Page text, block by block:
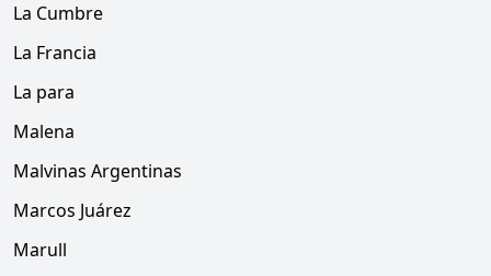
La Cumbre
La Francia
La para
Malena
Malvinas Argentinas
Marcos Juárez
Marull